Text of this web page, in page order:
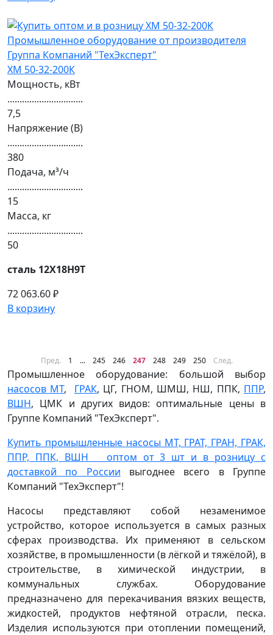
ХМ 50-32-200К
Мощность, кВт
...............................
7,5
Напряжение (В)
...............................
380
Подача, м³/ч
...............................
15
Масса, кг
...............................
50
сталь 12Х18Н9Т
72 063.60 ₽
В корзину
Пред. 1 ... 245 246 247 248 249 250 След.
Промышленное оборудование: большой выбор
насосов МТ, ГРАК, ЦГ, ГНОМ, ШМШ, НШ, ППК, ППР,
ВШН, ЦМК и других видов: оптимальные цены в
Группе Компаний "ТехЭксперт".
Купить промышленные насосы МТ, ГРАТ, ГРАН, ГРАК,
ППР, ППК, ВШН оптом от 3 шт и в розницу с
доставкой по России выгоднее всего в Группе
Компаний "ТехЭксперт"!
Насосы представляют собой незаменимое
устройство, которое используется в самых разных
сферах производства. Их применяют в сельском
хозяйстве, в промышленности (в лёгкой и тяжёлой), в
строительстве, в химической индустрии, в
коммунальных службах. Оборудование
предназначено для перекачивания вязких веществ,
жидкостей, продуктов нефтяной отрасли, песка.
Изделия используются при отоплении помещений,